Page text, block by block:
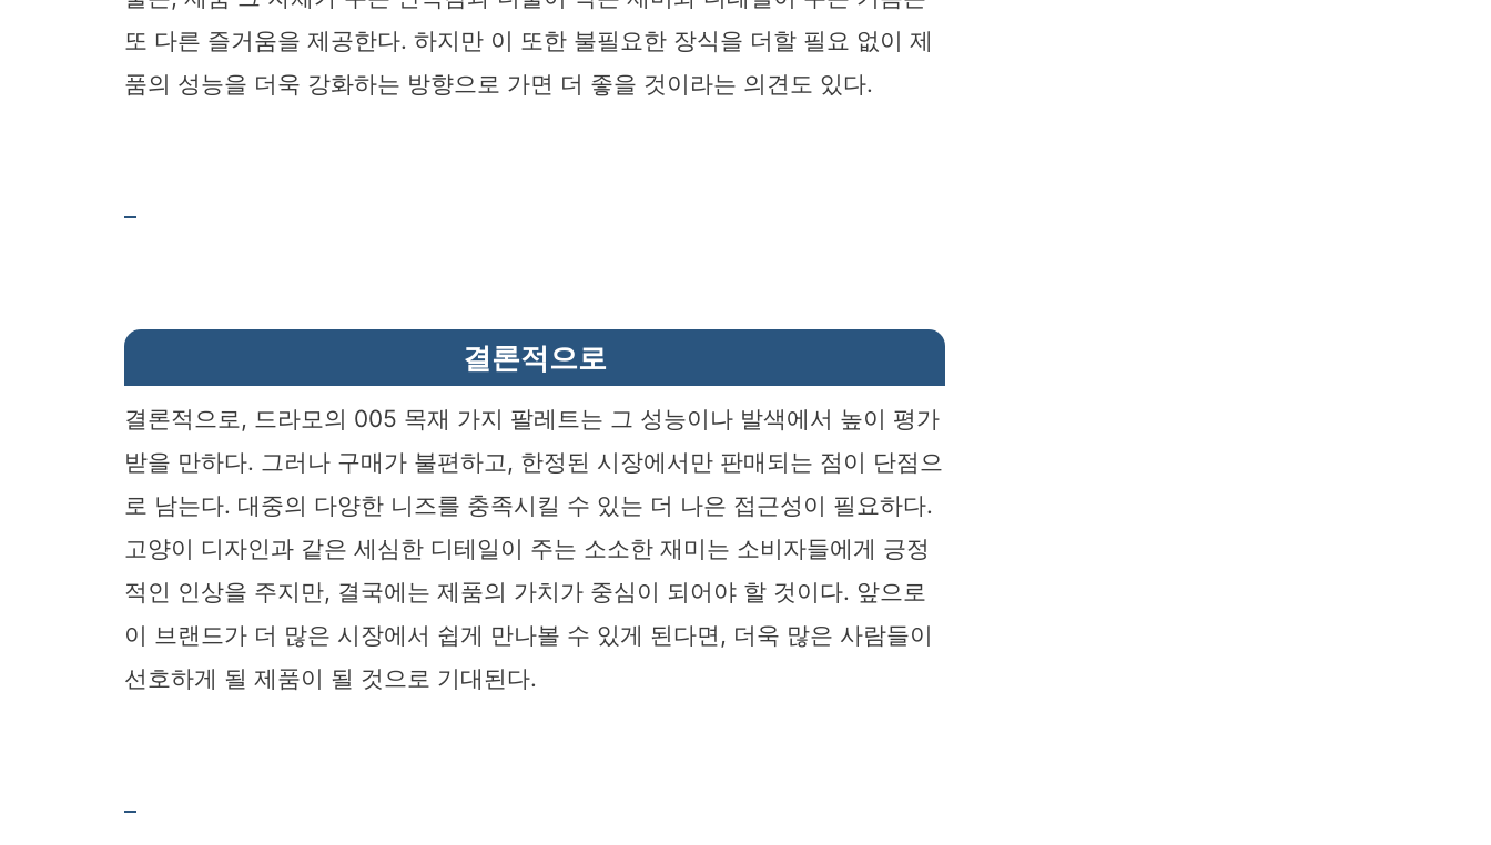
또 다른 즐거움을 제공한다. 하지만 이 또한 불필요한 장식을 더할 필요 없이 제
품의 성능을 더욱 강화하는 방향으로 가면 더 좋을 것이라는 의견도 있다.
결론적으로
결론적으로, 드라모의 005 목재 가지 팔레트는 그 성능이나 발색에서 높이 평가
받을 만하다. 그러나 구매가 불편하고, 한정된 시장에서만 판매되는 점이 단점으
로 남는다. 대중의 다양한 니즈를 충족시킬 수 있는 더 나은 접근성이 필요하다.
고양이 디자인과 같은 세심한 디테일이 주는 소소한 재미는 소비자들에게 긍정
적인 인상을 주지만, 결국에는 제품의 가치가 중심이 되어야 할 것이다. 앞으로
이 브랜드가 더 많은 시장에서 쉽게 만나볼 수 있게 된다면, 더욱 많은 사람들이
선호하게 될 제품이 될 것으로 기대된다.